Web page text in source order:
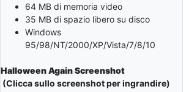
64 MB di memoria video
35 MB di spazio libero su disco
Windows
95/98/NT/2000/XP/Vista/7/8/10
Halloween Again Screenshot
(Clicca sullo screenshot per ingrandire)